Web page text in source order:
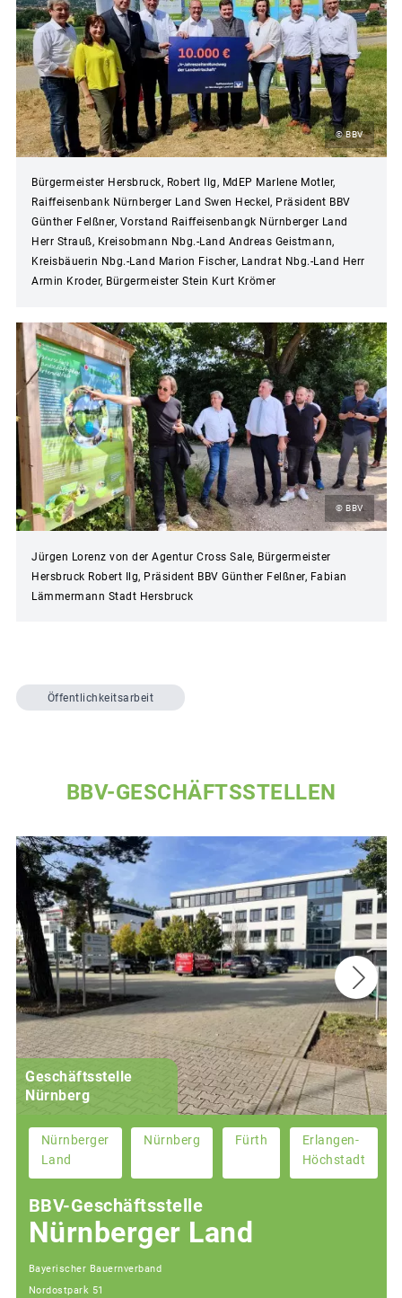
© BBV
Bürgermeister Hersbruck, Robert Ilg, MdEP Marlene Motler,
Raiffeisenbank Nürnberger Land Swen Heckel, Präsident BBV
Günther Felßner, Vorstand Raiffeisenbangk Nürnberger Land
Herr Strauß, Kreisobmann Nbg.-Land Andreas Geistmann,
Kreisbäuerin Nbg.-Land Marion Fischer, Landrat Nbg.-Land Herr
Armin Kroder, Bürgermeister Stein Kurt Krömer
© BBV
Jürgen Lorenz von der Agentur Cross Sale, Bürgermeister
Hersbruck Robert Ilg, Präsident BBV Günther Felßner, Fabian
Lämmermann Stadt Hersbruck
Öffentlichkeitsarbeit
BBV-GESCHÄFTSSTELLEN
Geschäftsstelle
Nürnberg
Nürnberger
Land
Nürnberg Fürth
Erlangen-
Höchstadt
BBV-Geschäftsstelle
Nürnberger Land
Bayerischer Bauernverband
Nordostpark 51